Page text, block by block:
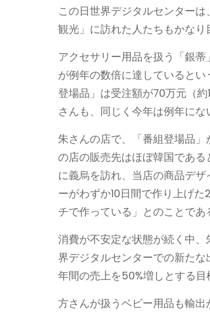
この日世界デジタルセンター
観光」に訪れた人たちもかなり
アクセサリー用品を扱う「銀
が例年の数倍に達していると
登場品」は受注額が70万元（
さんも、同じく今年は例年にな
朱さんの店で、「番組登場品
の店の販売先はほぼ韓国であ
に義烏を訪れ、当店の商品デ
ーがわずか10日間で作り上げ
チで作っている」とのことであ
消費が不安定な状態が続く中
界デジタルセンターでの新た
年間の売上を50%増しとする目
方さんが扱うベビー用品も輸